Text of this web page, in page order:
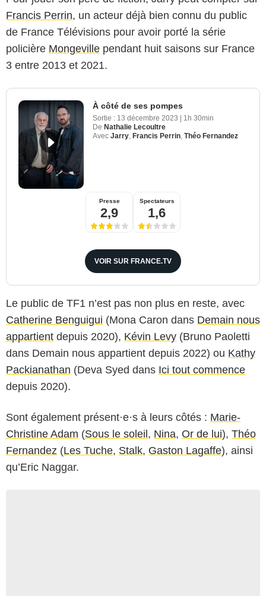
Francis Perrin, un acteur déjà bien connu du public
de France Télévisions pour avoir porté la série
policière Mongeville pendant huit saisons sur France
3 entre 2013 et 2021.
À côté de ses pompes
Sortie : 13 décembre 2023 | 1h 30min
De Nathalie Lecoultre
Avec Jarry Francis Perrin Théo Fernandez
Presse
2,9
Spectateurs
1,6
VOIR SUR FRANCE.TV
Le public de TF1 n’est pas non plus en reste, avec
Catherine Benguigui (Mona Caron dans Demain nous
appartient depuis 2020), Kévin Levy (Bruno Paoletti
dans Demain nous appartient depuis 2022) ou Kathy
Packianathan (Deva Syed dans Ici tout commence
depuis 2020).
Sont également présent·e·s à leurs côtés : Marie-
Christine Adam (Sous le soleil, Nina, Or de lui), Théo
Fernandez (Les Tuche, Stalk, Gaston Lagaffe), ainsi
qu’Eric Naggar.